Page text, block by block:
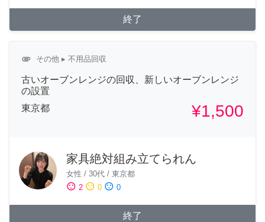
終了
attachment その他 ▸ 不用品回収
古いオーブンレンジの回収、新しいオーブンレンジ
の設置
東京都
¥1,500
家具絶対組み立てられん
女性 / 30代 / 東京都
sentiment_satisfied 2 sentiment_neutral 0 sentiment_dissatisfied 0
終了